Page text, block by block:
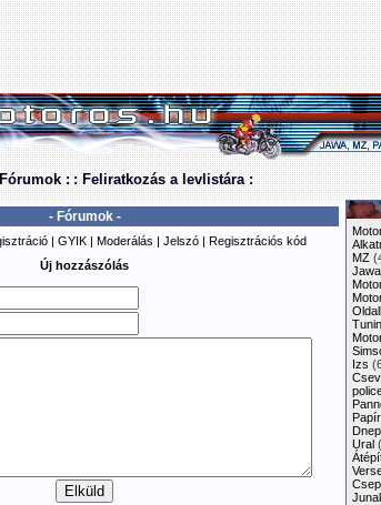
: : Feliratkozás a levlistára :
- Fórumok -
| GYIK | Moderálás | Jelszó | Regisztrációs kód
Új hozzászólás
MZ
Jawa
Izs
Ural